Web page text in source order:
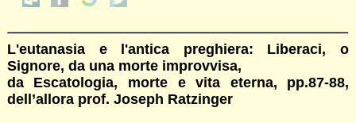
L'eutanasia e l'antica preghiera: Liberaci, o
Signore, da una morte improvvisa,
da Escatologia, morte e vita eterna, pp.87-88,
dell’allora prof. Joseph Ratzinger